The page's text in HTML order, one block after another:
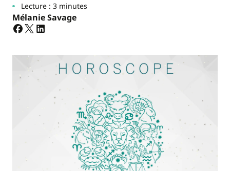
Lecture : 3 minutes
Mélanie Savage